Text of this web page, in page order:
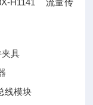
H1141 流量传
夹具
线模块